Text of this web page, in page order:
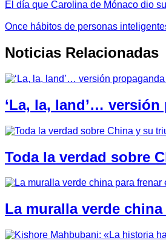
El día que Carolina de Mónaco dio
Once hábitos de personas
Noticias Relacionadas
‘La, la, land’…
Toda la verdad sobre
La muralla verde